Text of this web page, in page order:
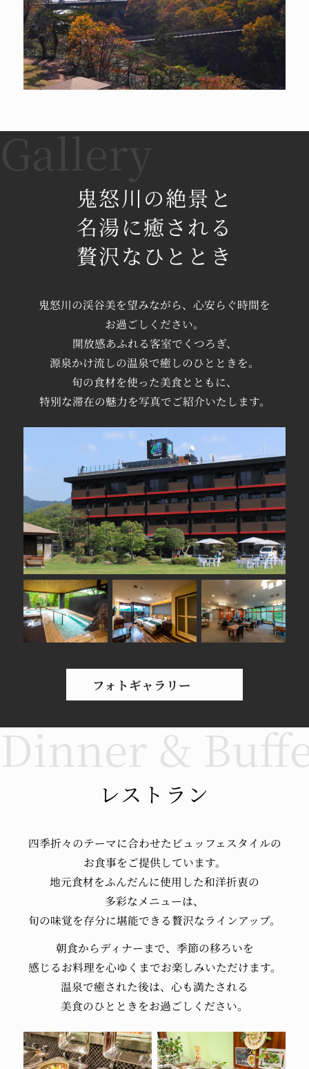
（2022年1月1日チェックアウトまで）
ご予約の受付は、旅行サイトでは10月22日
（金）からの予定です☆
公式HPまたはお電話でのご予約では割引を受
この機会にお得にお出かけください♪
▼県民一家族一旅行推進事業詳細はこちら
https://www.onetravel-
【レストランの時短営業の延長】
平素よりリブマックスリゾート鬼怒川をご利用
頂きありがとうございます。政府からの要請に
従いレストラン営業の一部変更の期間を延長さ
せていただきます。
通常営業時間 17:30～21:00
■9/1（水）～9/30（木）
営業時間 17:30～20:00（酒類のご提供・カラオ
ケ終日停止）
上記の変更以外は、通常通り営業を行っており
ます。
リブマックスリゾート全ホテルでは、厚生労働
省のガイドラインに従った「新型コロナウイル
ス」への感染症対策を講じております。感染症
対策詳細はコチラ
【レストランの時短営業について】
平素よりリブマックスリゾート鬼怒川をご利用
従いレストラン営業を一部変更致しておりま
■9/1（水）～9/12（日）
ケ終日停止）
上記の変更以外は、通常通り営業を行っており
ます。
リブマックスリゾート全ホテルでは、厚生労働
省のガイドラインに従った「新型コロナウイル
対策詳細はコチラ
2021.08.02
栃木県 新型コロナウイルス感染拡大防止に伴う
営業時間短縮の要請に従い、下記の通り時短営
鬼怒川の絶景と
名湯に癒される
贅沢なひととき
鬼怒川の渓谷美を望みながら、 心安らぐ時間を
お過ごしください。
開放感あふれる客室でくつろぎ、
源泉かけ流しの温泉で癒しのひとときを。
旬の食材を使った美食とともに、
特別な滞在の魅力を写真でご紹介いたします。
フォトギャラリー
レストラン
四季折々のテーマに合わせた ビュッフェスタイルの
お食事を ご提供しています。
地元食材をふんだんに使用した和洋折衷の
多彩なメニューは、
旬の味覚を存分に堪能できる贅沢なラインアップ。
朝食からディナーまで、 季節の移ろいを
感じるお料理を心ゆくまでお楽しみいただけます。
温泉で癒された後は、 心も満たされる
美食のひとときをお過ごしください。